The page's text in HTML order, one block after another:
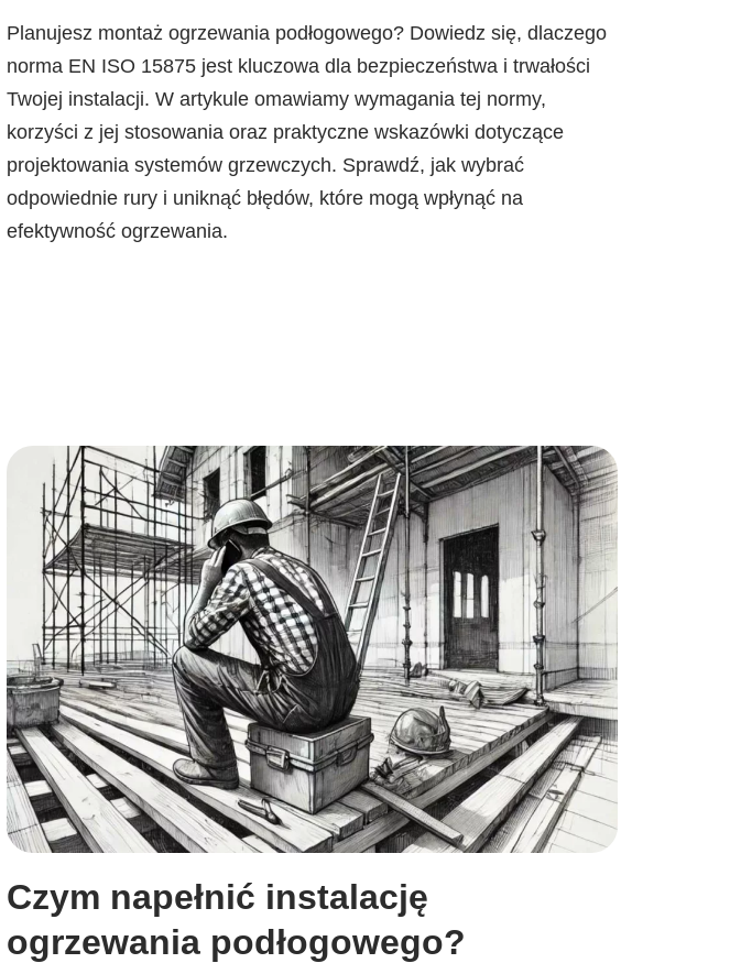
Planujesz montaż ogrzewania podłogowego? Dowiedz się, dlaczego
norma EN ISO 15875 jest kluczowa dla bezpieczeństwa i trwałości
Twojej instalacji. W artykule omawiamy wymagania tej normy,
korzyści z jej stosowania oraz praktyczne wskazówki dotyczące
projektowania systemów grzewczych. Sprawdź, jak wybrać
odpowiednie rury i uniknąć błędów, które mogą wpłynąć na
efektywność ogrzewania.
Czym napełnić instalację
ogrzewania podłogowego?